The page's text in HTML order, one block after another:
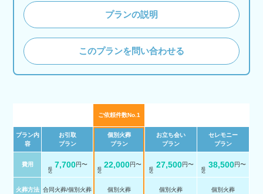
プランの説明
このプランを問い合わせる
ご依頼件数No.1
プラン内
容
お引取
プラン
個別火葬
プラン
お立ち会い
プラン
セレモニー
プラン
費用 7,700円〜 22,000円〜 27,500円〜 38,500円〜
火葬方法 合同火葬/個別火葬 個別火葬 個別火葬 個別火葬